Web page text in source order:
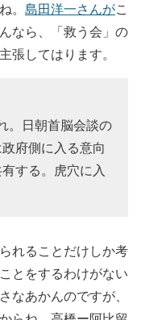
。 島田洋一さんがこ
なら、「救う会」の
張してはります。
。日朝首脳会談の
府側に入る意向
する。虎穴に入
れることだけしか考
とをするわけがない
なあかんのですが、